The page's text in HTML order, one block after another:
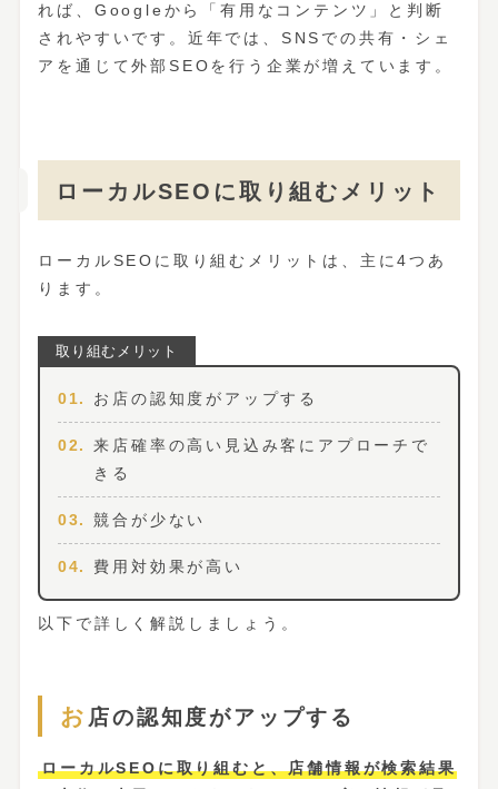
れば、Googleから「有用なコンテンツ」と判断
されやすいです。近年では、SNSでの共有・シェ
アを通じて外部SEOを行う企業が増えています。
ローカルSEOに取り組むメリット
ローカルSEOに取り組むメリットは、主に4つあ
ります。
お店の認知度がアップする
来店確率の高い見込み客にアプローチで
きる
競合が少ない
費用対効果が高い
以下で詳しく解説しましょう。
お店の認知度がアップする
ローカルSEOに取り組むと、店舗情報が検索結果